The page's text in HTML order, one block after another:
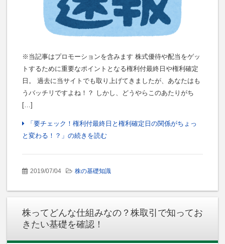
※当記事はプロモーションを含みます 株式優待や配当をゲッ
トするために重要なポイントとなる権利付最終日や権利確定
日。 過去に当サイトでも取り上げてきましたが、あなたはも
うバッチリですよね！？ しかし、どうやらこのあたりがち
[…]
「要チェック！権利付最終日と権利確定日の関係がちょっ
と変わる！？」の続きを読む
2019/07/04 株の基礎知識
株ってどんな仕組みなの？株取引で知ってお
きたい基礎を確認！